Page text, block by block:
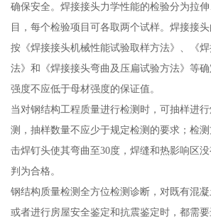
确保安全。焊接接头力学性能的检验分为拉
目，每个检验项目可各取两个试样。焊接接
按《焊接接头机械性能试验取样方法》、《
法》和《焊接接头弯曲及压扁试验方法》等
强度不应低于母材强度的保证值。
当对钢结构工程质量进行检测时，可抽样进
测，抽样数量不应少于规定检测的要求；检
击焊钉头使其弯曲至30度，焊缝和热影响区
判为合格。
钢结构质量检测全方位检测诊断，对既有混
或者进行房屋安全鉴定和抗震鉴定时，都需